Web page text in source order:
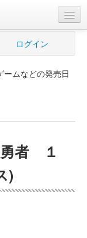
ログイン
ームなどの発売日
勇者 １
)